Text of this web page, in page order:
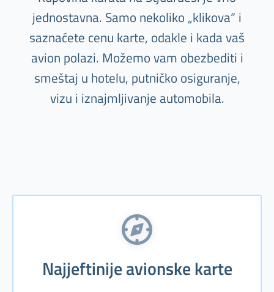
jednostavna. Samo nekoliko „klikova“ i
saznaćete cenu karte, odakle i kada vaš
avion polazi. Možemo vam obezbediti i
smeštaj u hotelu, putničko osiguranje,
vizu i iznajmljivanje automobila.
Najjeftinije avionske karte